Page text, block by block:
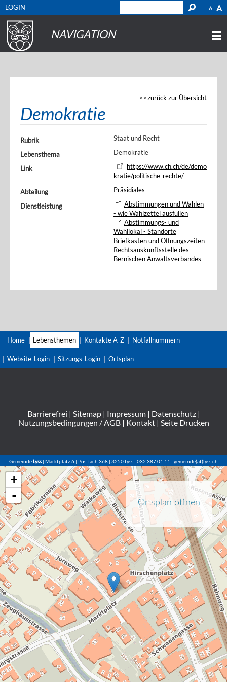
A A
LOGIN
NAVIGATION
zurück zur Übersicht
Demokratie
Rubrik
Staat und Recht
Lebensthema
Demokratie
Link
https://www.ch.ch/de/demo
kratie/politische-rechte/
Abteilung
Präsidiales
Dienstleistung
Abstimmungen und Wahlen
- wie Wahlzettel ausfüllen
Abstimmungs- und
Wahllokal - Standorte
Briefkästen und Öffnungszeiten
Rechtsauskunftsstelle des
Bernischen Anwaltsverbandes
Home Lebensthemen Kontakte A-Z Notfallnummern
Website-Login Sitzungs-Login Ortsplan
Barrierefrei | Sitemap| Impressum| Datenschutz|
Nutzungsbedingungen / AGB| Kontakt| Seite Drucken
GemeindeLyss| Marktplatz 6 | Postfach 368 | 3250 Lyss | 032 387 01 11 | gemeinde(at)lyss.ch